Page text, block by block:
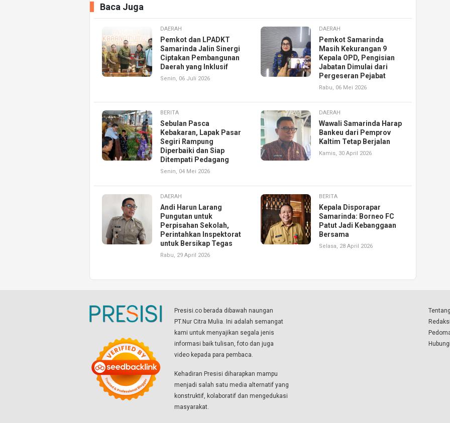
Baca Juga
DAERAH
Pemkot dan LPADKT
Samarinda Jalin Sinergi
Ciptakan Pembangunan
Daerah yang Inklusif
Senin, 06 Juli 2026
DAERAH
Pemkot Samarinda
Masih Kekurangan 9
Kepala OPD, Pengisian
Jabatan Dimulai dari
Pergeseran Pejabat
Rabu, 06 Mei 2026
BERITA
Sebulan Pasca
Kebakaran, Lapak Pasar
Segiri Rampung
Diperbaiki dan Siap
Ditempati Pedagang
Senin, 04 Mei 2026
DAERAH
Wawali Samarinda Harap
Bankeu dari Pemprov
Kaltim Tetap Berjalan
Kamis, 30 April 2026
DAERAH
Andi Harun Larang
Pungutan untuk
Perpisahan Sekolah,
Perintahkan Inspektorat
untuk Bersikap Tegas
Rabu, 29 April 2026
BERITA
Kepala Disporapar
Samarinda: Borneo FC
Patut Jadi Kebanggaan
Bersama
Selasa, 28 April 2026
Presisi.co berada dibawah naungan
PT.Nur Citra Mulia. Ini adalah semangat
kami untuk menyajikan segala jenis
informasi baik tulisan, foto dan juga
video kepada para pembaca.
Kehadiran Presisi diharapkan mampu
menjadi salah satu media alternatif yang
konstruktif, kolaboratif dan mengedukasi
masyarakat.
Redaksi